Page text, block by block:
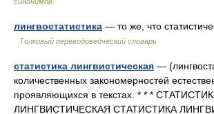
лингвостатистика — то же, что
Толковый переводоведческий словарь
статистика лингвистическая —
количественных закономерностей
проявляющихся в текстах. * * *
ЛИНГВИСТИЧЕСКАЯ СТАТИСТИКА